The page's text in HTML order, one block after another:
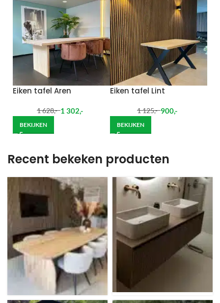
Eiken tafel Aren
1 628,- 1 302,-
BEKIJKEN
Eiken tafel Lint
1 125,- 900,-
BEKIJKEN
Recent bekeken producten